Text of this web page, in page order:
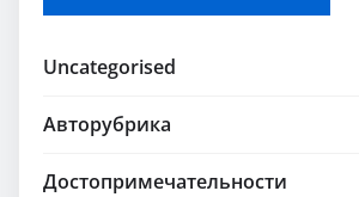
Uncategorised
Авторубрика
Достопримечательности